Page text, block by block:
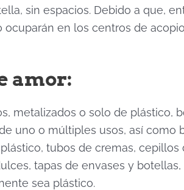
sin espacios. Debido a que,
en los centros de
amor:
metalizados o solo de plástico,
uno o múltiples usos, así como
tubos de cremas,
tapas de envases y
sea plástico.